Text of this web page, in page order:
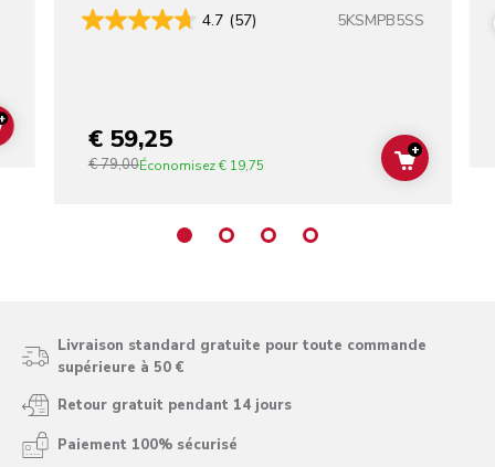
ADD TO CART
4.7 (57) 5KSMPB5SS
€ 59,25
€ 79,00Économisez€ 19,75 ADD TO
+
Livraison standard gratuite pour toute commande
supérieure à 50 €
Retour gratuit pendant 14 jours
Paiement 100% sécurisé